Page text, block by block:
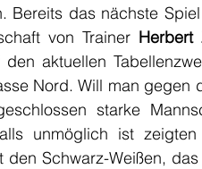
Bereits das nächste
von Trainer Herbert
aktuellen
starke
unmöglich ist
Schwarz-Weißen,